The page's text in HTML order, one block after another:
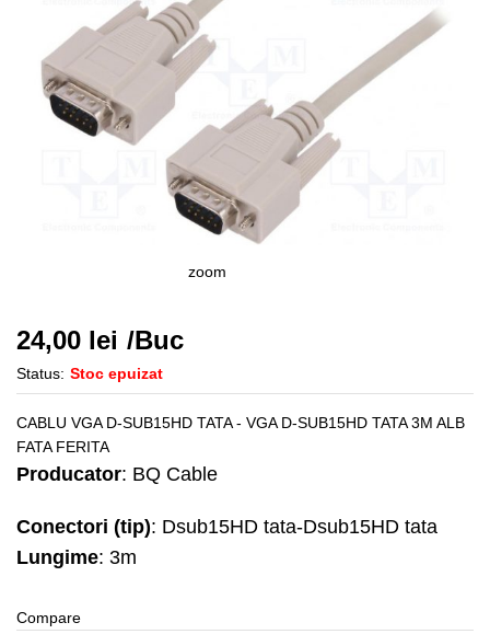
zoom
24,00 lei /Buc
Status: Stoc epuizat
CABLU VGA D-SUB15HD TATA - VGA D-SUB15HD TATA 3M ALB
FATA FERITA
Producator: BQ Cable
Conectori (tip): Dsub15HD tata-Dsub15HD tata
Lungime: 3m
Compare